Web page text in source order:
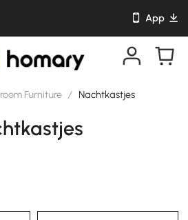
App
Furniture / Nachtkastjes